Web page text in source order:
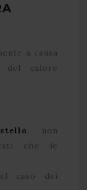
a causa
del calore
: non
che le
caso dei